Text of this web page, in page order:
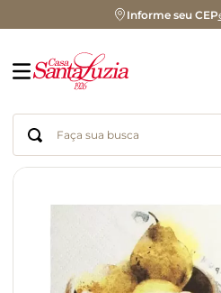
Informe seu CEP
Faça sua busca
chocolate